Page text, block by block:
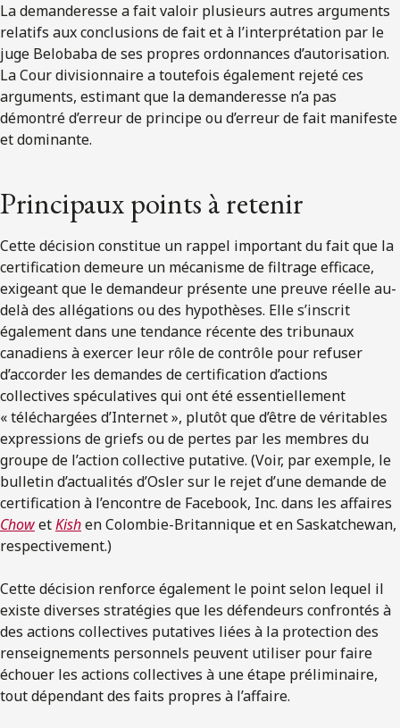
La demanderesse a fait valoir plusieurs autres arguments
relatifs aux conclusions de fait et à l’interprétation par le
juge Belobaba de ses propres ordonnances d’autorisation.
La Cour divisionnaire a toutefois également rejeté ces
arguments, estimant que la demanderesse n’a pas
démontré d’erreur de principe ou d’erreur de fait manifeste
et dominante.
Principaux points à retenir
Cette décision constitue un rappel important du fait que la
certification demeure un mécanisme de filtrage efficace,
exigeant que le demandeur présente une preuve réelle au-
delà des allégations ou des hypothèses. Elle s’inscrit
également dans une tendance récente des tribunaux
canadiens à exercer leur rôle de contrôle pour refuser
d’accorder les demandes de certification d’actions
collectives spéculatives qui ont été essentiellement
« téléchargées d’Internet », plutôt que d’être de véritables
expressions de griefs ou de pertes par les membres du
groupe de l’action collective putative. (Voir, par exemple, le
bulletin d’actualités d’Osler sur le rejet d’une demande de
certification à l’encontre de Facebook, Inc. dans les affaires
ChowetKishen Colombie-Britannique et en Saskatchewan,
respectivement.)
Cette décision renforce également le point selon lequel il
existe diverses stratégies que les défendeurs confrontés à
des actions collectives putatives liées à la protection des
renseignements personnels peuvent utiliser pour faire
échouer les actions collectives à une étape préliminaire,
tout dépendant des faits propres à l’affaire.